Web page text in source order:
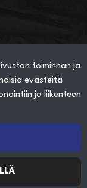
toiminnan ja
evästeitä
ja liikenteen